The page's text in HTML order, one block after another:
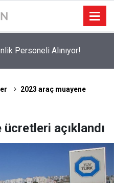
Personeli Alınıyor!
Puan Farkı Tanımayan
2023 araç muayene
açıklandı